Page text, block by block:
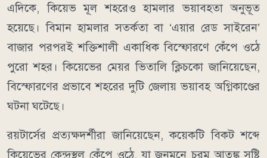
এদিকে, কিয়েভ মূল শহরেও হামলার ভয়াবহতা অনুভূত
হয়েছে। বিমান হামলার সতর্কতা বা ‘এয়ার রেড সাইরেন’
বাজার পরপরই শক্তিশালী একাধিক বিস্ফোরণে কেঁপে ওঠে
পুরো শহর। কিয়েভের মেয়র ভিতালি ক্লিচকো জানিয়েছেন,
বিস্ফোরণের প্রভাবে শহরের দুটি জেলায় ভয়াবহ অগ্নিকাণ্ডের
ঘটনা ঘটেছে।
রয়টার্সের প্রত্যক্ষদর্শীরা জানিয়েছেন, কয়েকটি বিকট শব্দে
কিয়েভের কেন্দ্রস্থল কেঁপে ওঠে, যা জনমনে চরম আতঙ্ক সৃষ্টি